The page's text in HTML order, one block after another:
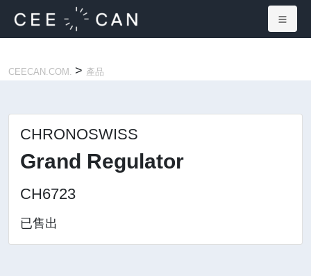
CEECAN.COM. > 產品
CHRONOSWISS
Grand Regulator
CH6723
已售出
×